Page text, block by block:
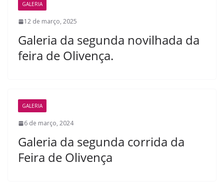
GALERIA
12 de março, 2025
Galeria da segunda novilhada da
feira de Olivença.
GALERIA
6 de março, 2024
Galeria da segunda corrida da
Feira de Olivença